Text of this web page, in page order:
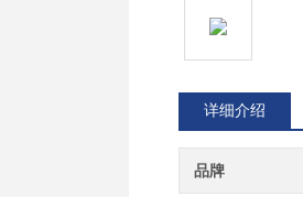
详细介绍
品牌